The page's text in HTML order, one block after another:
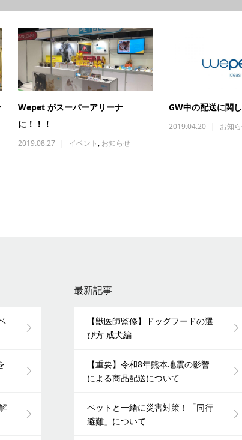
Wepet がスーパーアリーナ
に！！！
2019.08.27 イベント , お知らせ
GW中の配送に関
2019.04.20 お知
最新記事
【獣医師監修】ドッグフードの選
び方 成犬編
【重要】令和8年熊本地震の影響
による商品配送について
ペットと一緒に災害対策！「同行
避難」について